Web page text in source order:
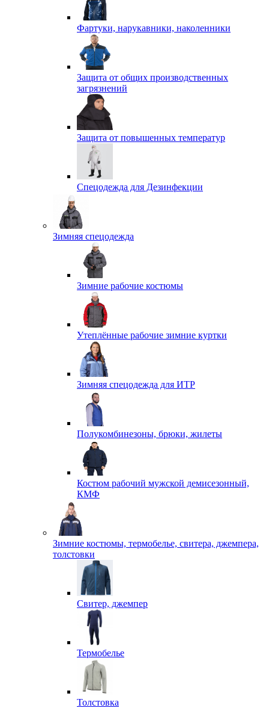
Фартуки, нарукавники, наколенники
Защита от общих производственных
загрязнений
Защита от повышенных температур
Спецодежда для Дезинфекции
Зимняя спецодежда
Зимние рабочие костюмы
Утеплённые рабочие зимние куртки
Зимняя спецодежда для ИТР
Полукомбинезоны, брюки, жилеты
Костюм рабочий мужской демисезонный,
КМФ
Зимние костюмы, термобелье, свитера, джемпера,
толстовки
Свитер, джемпер
Термобелье
Толстовка